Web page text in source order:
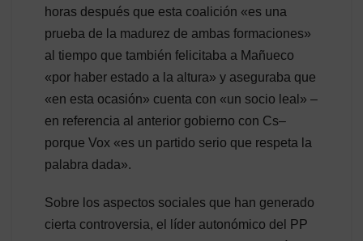
horas después que esta coalición «es una
prueba de la madurez de ambas formaciones»
al tiempo que también felicitaba a Mañueco
«por haber estado a la altura» y aseguraba que
«en esta ocasión» cuenta con «un socio leal» –
en referencia al anterior gobierno con Cs–
porque Vox «es un partido serio que respeta la
palabra dada».
Sobre los aspectos sociales que han generado
cierta controversia, el líder autonómico del PP